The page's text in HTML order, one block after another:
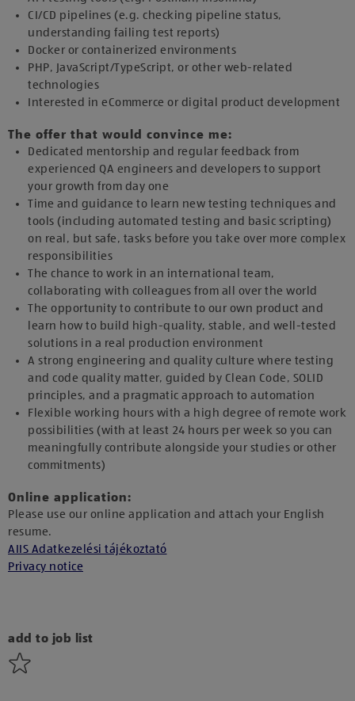
CI/CD pipelines (e.g. checking pipeline status,
understanding failing test reports)
Docker or containerized environments
PHP, JavaScript/TypeScript, or other web‑related
technologies
Interested in eCommerce or digital product development
The offer that would convince me:
Dedicated mentorship and regular feedback from
experienced QA engineers and developers to support
your growth from day one
Time and guidance to learn new testing techniques and
tools (including automated testing and basic scripting)
on real, but safe, tasks before you take over more complex
responsibilities
The chance to work in an international team,
collaborating with colleagues from all over the world
The opportunity to contribute to our own product and
learn how to build high‑quality, stable, and well‑tested
solutions in a real production environment
A strong engineering and quality culture where testing
and code quality matter, guided by Clean Code, SOLID
principles, and a pragmatic approach to automation
Flexible working hours with a high degree of remote work
possibilities (with at least 24 hours per week so you can
meaningfully contribute alongside your studies or other
commitments)
Online application:
Please use our online application and attach your English
resume.
AIIS Adatkezelési tájékoztató
Privacy notice
add to job list